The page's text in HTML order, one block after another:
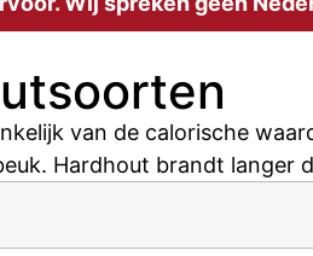
van de calorische
Hardhout brandt langer